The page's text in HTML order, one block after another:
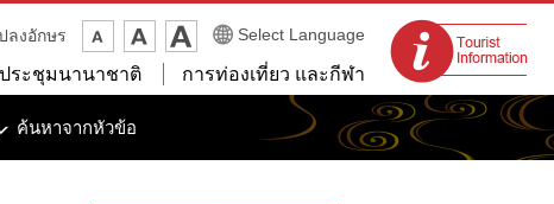
จุดแนะนำนักท่อง
เที่ยว
ลงอักษร Select Language
ระชุมนานาชาติ การท่องเที่ยว และกีฬา
ค้นหาจากหัวข้อ